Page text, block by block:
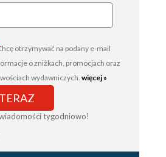
PYTAŃ DLA KLUBU
AUTORKĄ
otrzymywać na podany e-mail
o zniżkach, promocjach oraz
wydawniczych. więcej »
tygodniowo!